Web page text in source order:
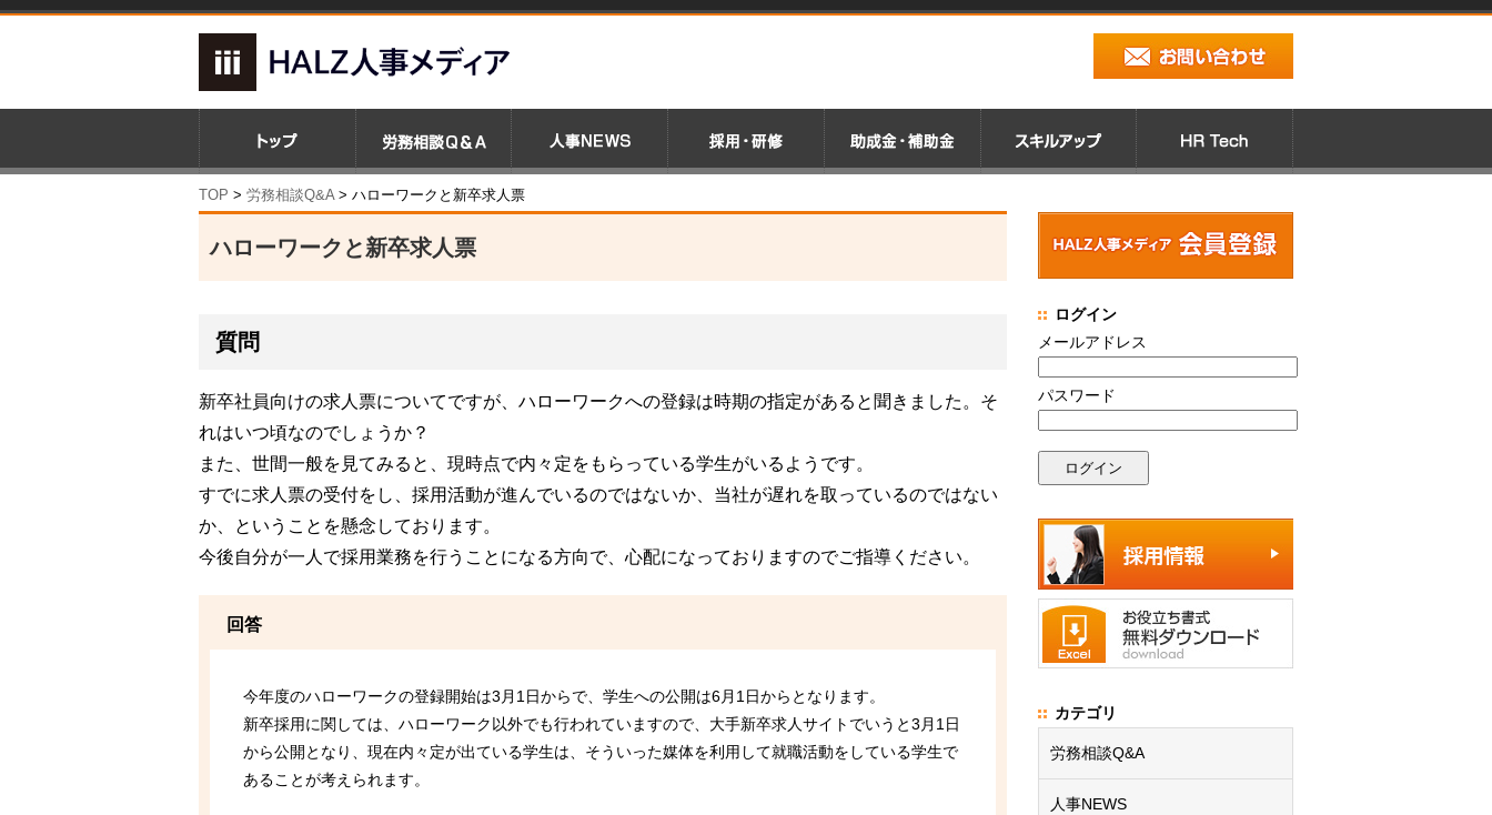
TOP > 労務相談Q&A> ハローワークと新卒求人票
ハローワークと新卒求人票
質問
新卒社員向けの求人票についてですが、ハローワークへの登録は時期の指定があると聞きました。そ
れはいつ頃なのでしょうか？
また、世間一般を見てみると、現時点で内々定をもらっている学生がいるようです。
すでに求人票の受付をし、採用活動が進んでいるのではないか、当社が遅れを取っているのではない
か、ということを懸念しております。
今後自分が一人で採用業務を行うことになる方向で、心配になっておりますのでご指導ください。
回答
今年度のハローワークの登録開始は3月1日からで、学生への公開は6月1日からとなります。
新卒採用に関しては、ハローワーク以外でも行われていますので、大手新卒求人サイトでいうと3月1日
から公開となり、現在内々定が出ている学生は、そういった媒体を利用して就職活動をしている学生で
あることが考えられます。
ログイン
メールアドレス
パスワード
カテゴリ
労務相談Q&A
人事NEWS